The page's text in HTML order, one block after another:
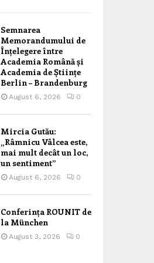
Semnarea
Memorandumului de
Înțelegere între
Academia Română și
Academia de Științe
Berlin – Brandenburg
August 6, 2026 0
Mircia Gutău:
„Râmnicu Vâlcea este,
mai mult decât un loc,
un sentiment”
August 6, 2026 0
Conferința ROUNIT de
la München
August 3, 2026 0